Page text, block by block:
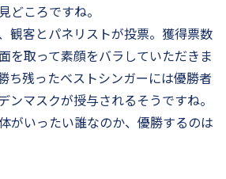
どころですね。
観客とパネリストが投票。獲得票数
を取って素顔をバラしていただきま
ち残ったベストシンガーには優勝者
ンマスクが授与されるそうですね。
がいったい誰なのか、優勝するのは